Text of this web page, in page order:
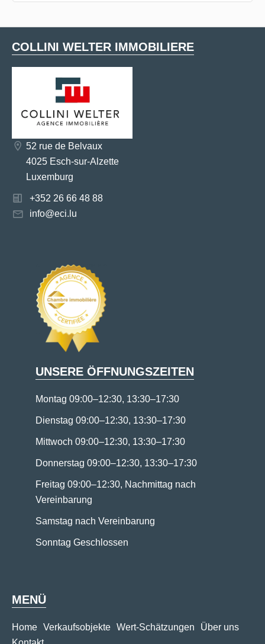
COLLINI WELTER IMMOBILIERE
52 rue de Belvaux
4025 Esch-sur-Alzette
Luxemburg
+352 26 66 48 88
info@eci.lu
UNSERE ÖFFNUNGSZEITEN
Montag 09:00–12:30, 13:30–17:30
Dienstag 09:00–12:30, 13:30–17:30
Mittwoch 09:00–12:30, 13:30–17:30
Donnerstag 09:00–12:30, 13:30–17:30
Freitag 09:00–12:30, Nachmittag nach
Vereinbarung
Samstag nach Vereinbarung
Sonntag Geschlossen
MENÜ
Home Verkaufsobjekte Wert-Schätzungen
Über uns